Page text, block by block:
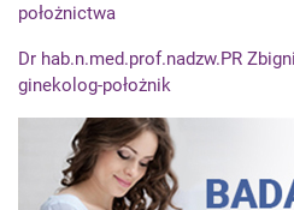
położnictwa
Dr hab.n.med.prof.nadzw.PR
ginekolog-położnik